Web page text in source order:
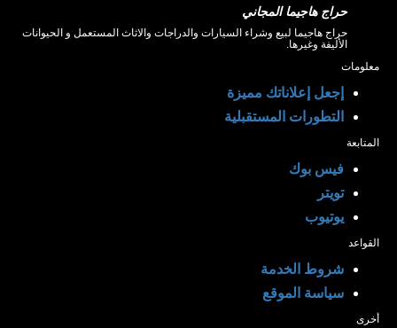
حراج هاجيما المجاني
حراج هاجيما لبيع وشراء السيارات والدراجات والاثاث المستعمل و الحيوانات
الأليفة وغيرها.
معلومات
إجعل إعلاناتك مميزة
التطورات المستقبلية
المتابعة
فيس بوك
تويتر
يوتيوب
القواعد
شروط الخدمة
سياسة الموقع
أخرى